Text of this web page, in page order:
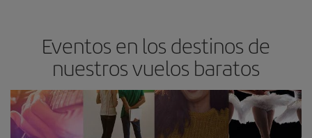
Eventos en los destinos de
nuestros vuelos baratos